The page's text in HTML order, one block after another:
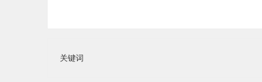
关键词